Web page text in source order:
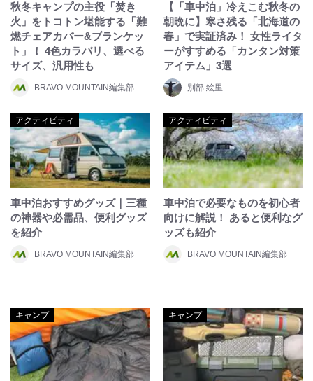
秋冬キャンプの主役「焚き
火」をトコトン堪能する「難
燃チェアカバー&ブランケッ
ト」！ 4色カラバリ、選べる
サイズ、汎用性も
BRAVO MOUNTAIN編集部
【「車中泊」冷えこむ秋冬の
朝晩に】寒さ残る「北海道の
春」で実証済み！ 女性ライタ
ーがすすめる「カンタン対策
アイテム」3選
別部 絵里
アクティビティ
車中泊おすすめグッズ｜三種
の神器や必需品、便利グッズ
を紹介
BRAVO MOUNTAIN編集部
アクティビティ
車中泊で必要なものを初心者
向けに解説！ あると便利なグ
ッズも紹介
BRAVO MOUNTAIN編集部
キャンプ キャンプ